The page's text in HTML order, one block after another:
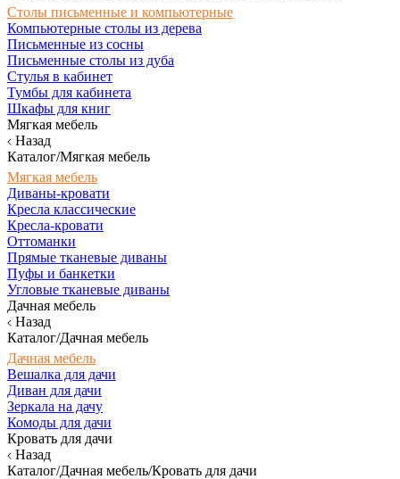
Столы письменные и компьютерные
Компьютерные столы из дерева
Письменные из сосны
Письменные столы из дуба
Стулья в кабинет
Тумбы для кабинета
Шкафы для книг
Мягкая мебель
Назад
Каталог/Мягкая мебель
Мягкая мебель
Диваны-кровати
Кресла классические
Кресла-кровати
Оттоманки
Прямые тканевые диваны
Пуфы и банкетки
Угловые тканевые диваны
Дачная мебель
Назад
Каталог/Дачная мебель
Дачная мебель
Вешалка для дачи
Диван для дачи
Зеркала на дачу
Комоды для дачи
Кровать для дачи
Назад
Каталог/Дачная мебель/Кровать для дачи